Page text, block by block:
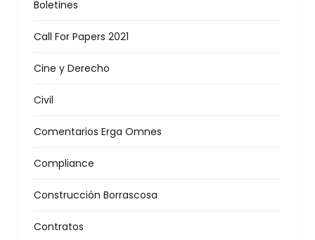
Boletines
Call For Papers 2021
Cine y Derecho
Civil
Comentarios Erga Omnes
Compliance
Construcción Borrascosa
Contratos